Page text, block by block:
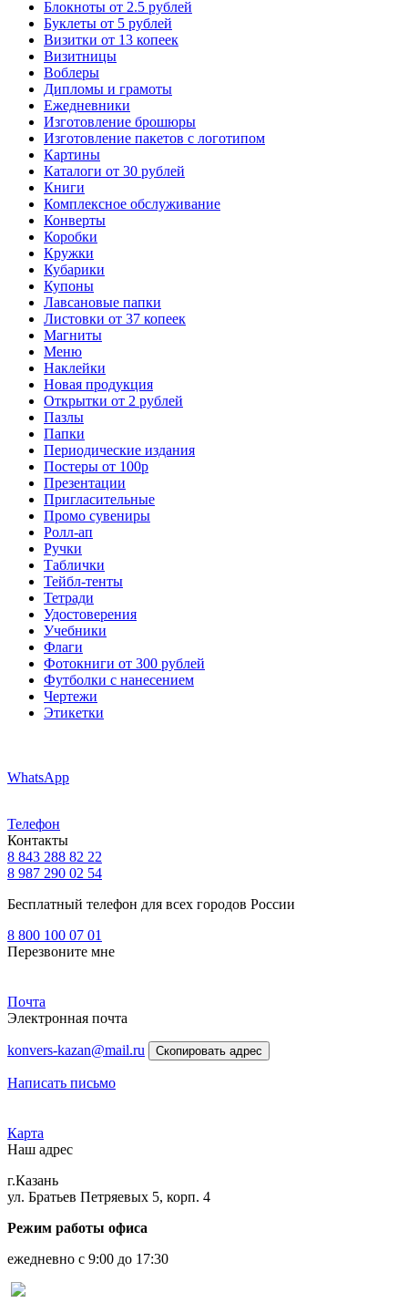
Блокноты от 2.5 рублей
Буклеты от 5 рублей
Визитки от 13 копеек
Визитницы
Воблеры
Дипломы и грамоты
Ежедневники
Изготовление брошюры
Изготовление пакетов с логотипом
Картины
Каталоги от 30 рублей
Книги
Комплексное обслуживание
Конверты
Коробки
Кружки
Кубарики
Купоны
Лавсановые папки
Листовки от 37 копеек
Магниты
Меню
Наклейки
Новая продукция
Открытки от 2 рублей
Пазлы
Папки
Периодические издания
Постеры от 100р
Презентации
Пригласительные
Промо сувениры
Ролл-ап
Ручки
Таблички
Тейбл-тенты
Тетради
Удостоверения
Учебники
Флаги
Фотокниги от 300 рублей
Футболки с нанесением
Чертежи
Этикетки
WhatsApp
Телефон
Контакты
8 843 288 82 22
8 987 290 02 54
Бесплатный телефон для всех городов России
8 800 100 07 01
Перезвоните мне
Почта
Электронная почта
konvers-kazan@mail.ru Скопировать адрес
Написать письмо
Карта
Наш адрес
г.Казань
ул. Братьев Петряевых 5, корп. 4
Режим работы офиса
ежедневно с 9:00 до 17:30